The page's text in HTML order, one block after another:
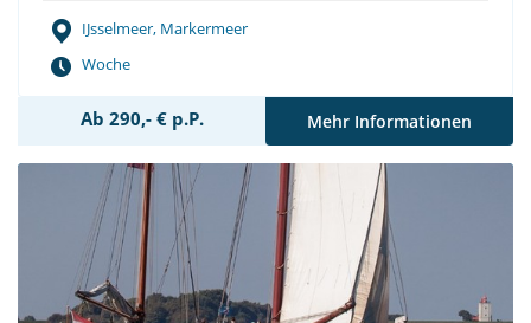
IJsselmeer, Markermeer
Woche
Ab 290,- € p.P. Mehr Informationen